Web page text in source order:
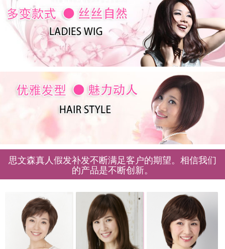
思文森真人假发补发不断满足客户的期望。相信我们
的产品是不断创新。